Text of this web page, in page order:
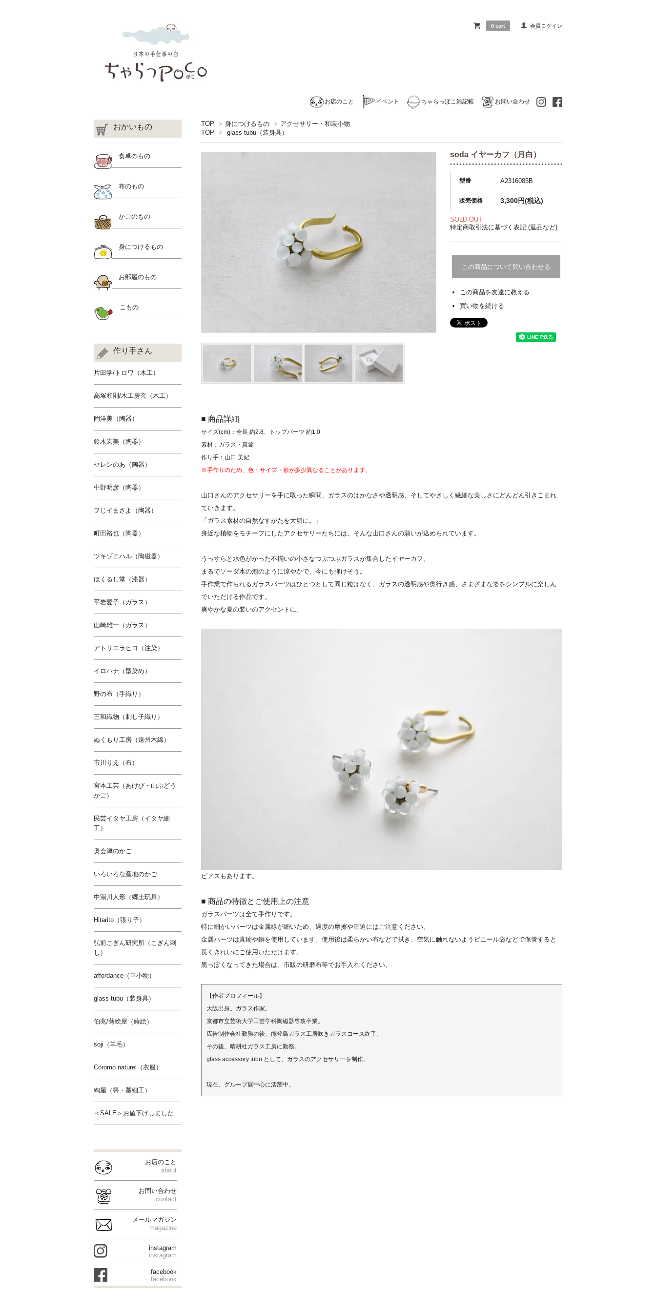
会員ログイン
0 cart
お店のこと イベント ちゃらっぽこ雑記帳 お問い合わせ
TOP > 身につけるもの > アクセサリー・和装小物
TOP
> glass tubu（装身具）
soda イヤーカフ（月白）
型番 A2316085B
販売価格 3,300円(税込)
SOLD OUT
特定商取引法に基づく表記 (返品など)
この商品について問い合わせる
この商品を友達に教える
買い物を続ける
■ 商品詳細
サイズ(cm)：全長 約2.8、トップパーツ 約1.0
素材：ガラス・真鍮
作り手：山口 美妃
※手作りのため、色・サイズ・形が多少異なることがあります。
山口さんのアクセサリーを手に取った瞬間、ガラスのはかなさや透明感、そしてやさしく繊細な美しさにどんどん引きこまれ
ていきます。
「ガラス素材の自然なすがたを大切に。」
身近な植物をモチーフにしたアクセサリーたちには、そんな山口さんの願いが込められています。
うっすらと水色がかった不揃いの小さなつぶつぶガラスが集合したイヤーカフ。
まるでソーダ水の泡のように涼やかで、今にも弾けそう。
手作業で作られるガラスパーツはひとつとして同じ粒はなく、ガラスの透明感や奥行き感、さまざまな姿をシンプルに楽しん
でいただける作品です。
爽やかな夏の装いのアクセントに。
ピアスもあります。
■ 商品の特徴とご使用上の注意
ガラスパーツは全て手作りです。
特に細かいパーツは金属線が細いため、過度の摩擦や圧迫にはご注意ください。
金属パーツは真鍮や銅を使用しています。使用後は柔らかい布などで拭き、空気に触れないようビニール袋などで保管すると
長くきれいにご使用いただけます。
黒っぽくなってきた場合は、市販の研磨布等でお手入れください。
【作者プロフィール】
大阪出身。ガラス作家。
京都市立芸術大学工芸学科陶磁器専攻卒業。
広告制作会社勤務の後、能登島ガラス工房吹きガラスコース終了。
その後、晴耕社ガラス工房に勤務。
glass accessory tubu として、ガラスのアクセサリーを制作。
現在、グループ展中心に活躍中。
おかいもの
食卓のもの
布のもの
かごのもの
身につけるもの
お部屋のもの
こもの
作り手さん
片田学/トロワ（木工）
高塚和則/木工房玄（木工）
岡洋美（陶器）
鈴木宏美（陶器）
セレンのあ（陶器）
中野明彦（陶器）
フじイまさよ（陶器）
町田裕也（陶器）
ツキゾエハル（陶磁器）
ほくるし堂（漆器）
平岩愛子（ガラス）
山崎雄一（ガラス）
アトリエラヒヨ（注染）
イロハナ（型染め）
野の布（手織り）
三和織物（刺し子織り）
ぬくもり工房（遠州木綿）
市川りえ（布）
宮本工芸（あけび・山ぶどう
かご）
民芸イタヤ工房（イタヤ細
工）
奥会津のかご
いろいろな産地のかご
中湯川人形（郷土玩具）
Hitarito（張り子）
弘前こぎん研究所（こぎん刺
し）
affordance（革小物）
glass tubu（装身具）
伯兆/蒔絵屋（蒔絵）
soji（羊毛）
Coromo naturel（衣服）
綯屋（箒・藁細工）
＜SALE＞お値下げしました
お店のこと
about
お問い合わせ
contact
メールマガジン
magazine
instagram
instagram
facebook
facebook